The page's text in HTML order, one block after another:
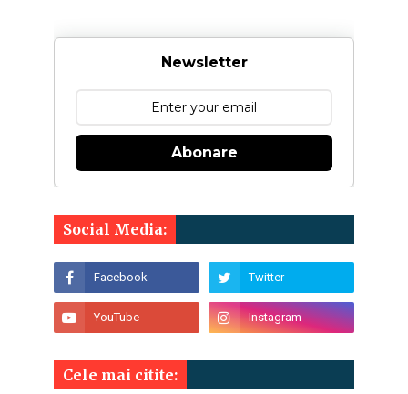
Newsletter
Abonare
Social Media:
Cele mai citite: